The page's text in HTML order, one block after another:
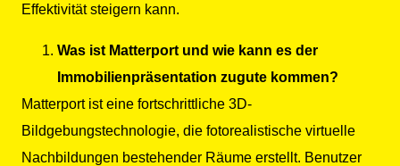
Effektivität steigern kann.
Was ist Matterport und wie kann es der
Immobilienpräsentation zugute kommen?
Matterport ist eine fortschrittliche 3D-
Bildgebungstechnologie, die fotorealistische virtuelle
Nachbildungen bestehender Räume erstellt. Benutzer